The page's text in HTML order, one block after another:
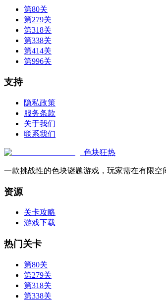
第80关
第279关
第318关
第338关
第414关
第996关
支持
隐私政策
服务条款
关于我们
联系我们
色块狂热
一款挑战性的色块谜题游戏，玩家需在有限
资源
关卡攻略
游戏下载
热门关卡
第80关
第279关
第318关
第338关